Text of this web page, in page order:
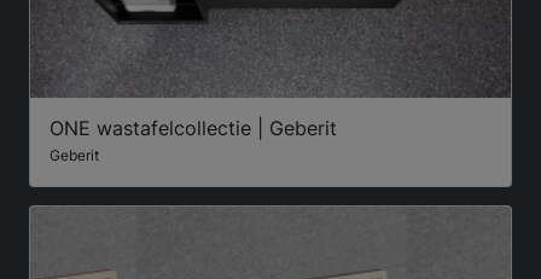
ONE wastafelcollectie | Geberit
Geberit